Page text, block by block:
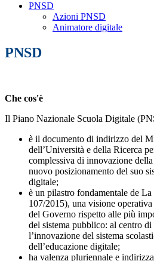
PNSD
Azioni PNSD
Animatore digitale
PNSD
Che cos'è
Il Piano Nazionale Scuola Digitale
è il documento di indirizzo del
dell’Università e della Ricerca
complessiva di innovazione
nuovo posizionamento del suo
digitale;
è un pilastro fondamentale de
107/2015), una visione
del Governo rispetto alle più
del sistema pubblico: al centro
l’innovazione del sistema
dell’educazione digitale;
ha valenza pluriennale e